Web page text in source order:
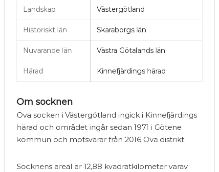
Landskap Västergötland
Historiskt län Skaraborgs län
Nuvarande län Västra Götalands län
Härad Kinnefjärdings härad
Om socknen
Ova socken i Västergötland ingick i Kinnefjärdings
härad och området ingår sedan 1971 i Götene
kommun och motsvarar från 2016 Ova distrikt.
Socknens areal är 12,88 kvadratkilometer varav